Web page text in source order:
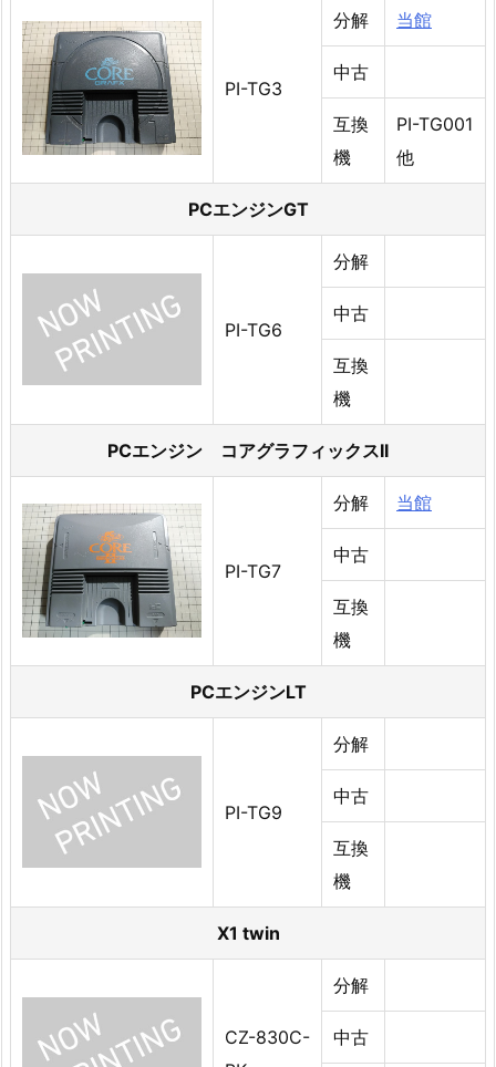
PI-TG3
分解 当館
中古
互換
機
PI-TG001
他
PCエンジンGT
PI-TG6
分解
中古
互換
機
PCエンジン コアグラフィックスII
PI-TG7
分解 当館
中古
互換
機
PCエンジンLT
PI-TG9
分解
中古
互換
機
X1 twin
CZ-830C-
分解
中古